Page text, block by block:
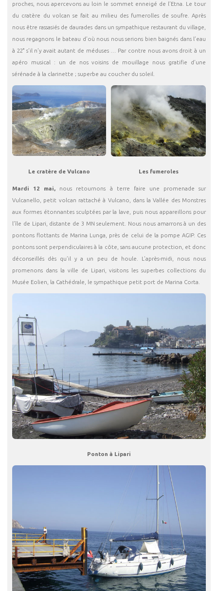
proches, nous apercevons au loin le sommet enneigé de l’Etna. Le tour
du cratère du volcan se fait au milieu des fumerolles de soufre. Après
nous être rassasiés de daurades dans un sympathique restaurant du village,
nous regagnons le bateau d’où nous nous serions bien baignés dans l’eau
à 22° s’il n’y avait autant de méduses … Par contre nous avons droit à un
apéro musical : un de nos voisins de mouillage nous gratifie d’une
sérénade à la clarinette ; superbe au coucher du soleil.
Le cratère de Vulcano Les fumeroles
Mardi 12 mai, nous retournons à terre faire une promenade sur
Vulcanello, petit volcan rattaché à Vulcano, dans la Vallée des Monstres
aux formes étonnantes sculptées par la lave, puis nous appareillons pour
l’île de Lipari, distante de 3 MN seulement. Nous nous amarrons à un des
pontons flottants de Marina Lunga, près de celui de la pompe AGIP. Ces
pontons sont perpendiculaires à la côte, sans aucune protection, et donc
déconseillés dès qu’il y a un peu de houle. L’après-midi, nous nous
promenons dans la ville de Lipari, visitons les superbes collections du
Musée Eolien, la Cathédrale, le sympathique petit port de Marina Corta.
Ponton à Lipari